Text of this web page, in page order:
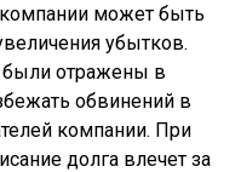
компании может быть
убытков.
были отражены в
обвинений в
компании. При
долга влечет за